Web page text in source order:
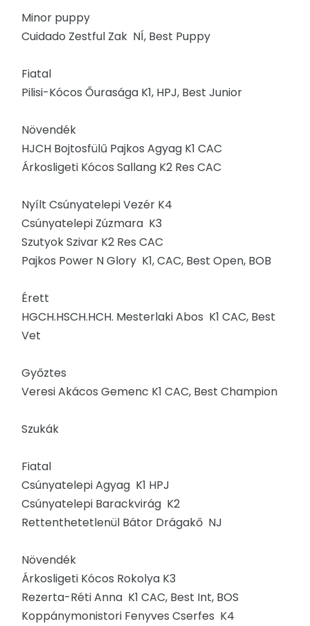
Minor puppy
Cuidado Zestful Zak NÍ, Best Puppy
Fiatal
Pilisi-Kócos Őurasága K1, HPJ, Best Junior
Növendék
HJCH Bojtosfülű Pajkos Agyag K1 CAC
Árkosligeti Kócos Sallang K2 Res CAC
Nyílt Csúnyatelepi Vezér K4
Csúnyatelepi Zúzmara K3
Szutyok Szivar K2 Res CAC
Pajkos Power N Glory K1, CAC, Best Open, BOB
Érett
HGCH.HSCH.HCH. Mesterlaki Abos K1 CAC, Best
Vet
Győztes
Veresi Akácos Gemenc K1 CAC, Best Champion
Szukák
Fiatal
Csúnyatelepi Agyag K1 HPJ
Csúnyatelepi Barackvirág K2
Rettenthetetlenül Bátor Drágakő NJ
Növendék
Árkosligeti Kócos Rokolya K3
Rezerta-Réti Anna K1 CAC, Best Int, BOS
Koppánymonistori Fenyves Cserfes K4